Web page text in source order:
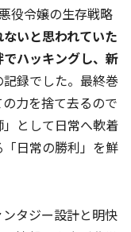
役令嬢の生存戦略
ないと思われていた
ハッキングし、新
録でした。最終巻
力を捨て去るので
として日常へ軟着
日常の勝利」を鮮
タジー設計と明快